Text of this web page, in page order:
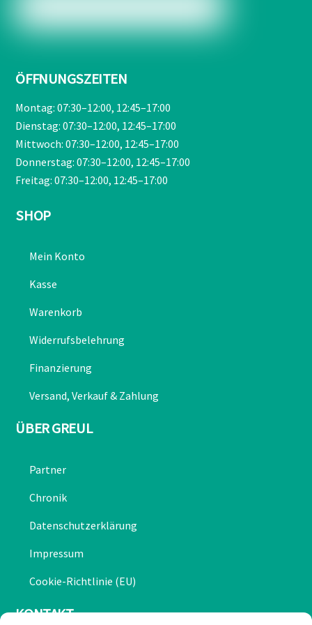
ÖFFNUNGSZEITEN
Montag: 07:30–12:00, 12:45–17:00
Dienstag: 07:30–12:00, 12:45–17:00
Mittwoch: 07:30–12:00, 12:45–17:00
Donnerstag: 07:30–12:00, 12:45–17:00
Freitag: 07:30–12:00, 12:45–17:00
SHOP
Mein Konto
Kasse
Warenkorb
Widerrufsbelehrung
Finanzierung
Versand, Verkauf & Zahlung
ÜBER GREUL
Partner
Chronik
Datenschutzerklärung
Impressum
Cookie-Richtlinie (EU)
KONTAKT